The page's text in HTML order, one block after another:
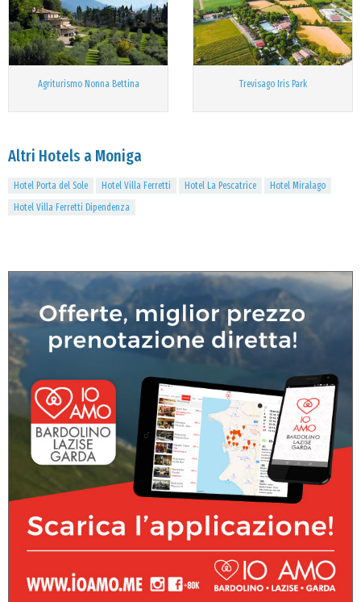
Agriturismo Nonna Bettina Trevisago Iris Park
Altri Hotels a Moniga
Hotel Porta del Sole Hotel Villa Ferretti Hotel La Pescatrice
Hotel Miralago
Hotel Villa Ferretti Dipendenza